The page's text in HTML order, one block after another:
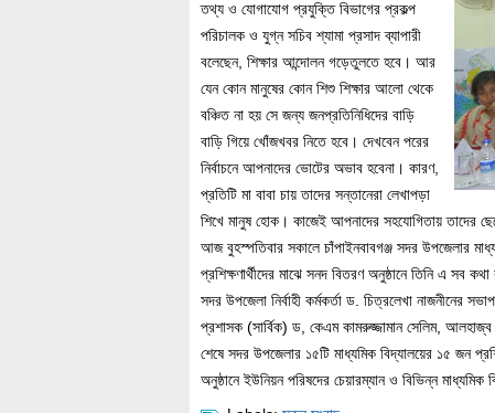
তথ্য ও যোগাযোগ প্রযুক্তি বিভাগের প্রকল্প
পরিচালক ও যুগ্ন সচিব শ্যামা প্রসাদ ব্যাপারী
বলেছেন, শিক্ষার আন্দোলন গড়েতুলতে হবে। আর
যেন কোন মানুষের কোন শিশু শিক্ষার আলো থেকে
বঞ্চিত না হয় সে জন্য জনপ্রতিনিধিদের বাড়ি
বাড়ি গিয়ে খোঁজখবর নিতে হবে। দেখবেন পরের
নির্বাচনে আপনাদের ভোটের অভাব হবেনা। কারণ,
প্রতিটি মা বাবা চায় তাদের সন্তানেরা লেখাপড়া
শিখে মানুষ হোক। কাজেই আপনাদের সহযোগিতায় তাদের
আজ বুহস্পতিবার সকালে চাঁপাইনবাবগঞ্জ সদর উপজেলার
প্রশিক্ষণার্থীদের মাঝে সনদ বিতরণ অনুষ্ঠানে তিনি এ সব
সদর উপজেলা নির্বাহী কর্মকর্তা ড. চিত্রলেখা নাজনীনের
প্রশাসক (সার্বিক) ড, কেএম কামরুজ্জামান সেলিম,
শেষে সদর উপজেলার ১৫টি মাধ্যমিক বিদ্যালয়ের ১৫ জন
অনুষ্ঠানে ইউনিয়ন পরিষদের চেয়ারম্যান ও বিভিন্ন